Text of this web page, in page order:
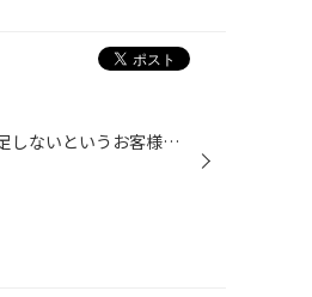
９月１日より販売開始の商品が入荷しました。 写真だけでは満足しないというお客様！！ 現品がございますので是非、足を運んでください！ ご来店をお待ちしております。